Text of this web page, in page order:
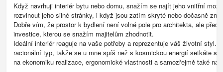
Když navrhuji interiér bytu nebo domu, snažím se najít jeho vnitřní
rozvinout jeho silné stránky, i když jsou zatím skryté nebo dočasně
Dobře vím, že prostor k bydlení není volné pole pro architekta, ale
investice, kterou se snažím majitelům zhodnotit.
Ideální interiér reaguje na vaše potřeby a reprezentuje váš životní styl.
racionální typ, takže se u mne spíš než s kosmickou energií setkáte se
na ekonomiku realizace, ergonomické vlastnosti a samozřejmě také na